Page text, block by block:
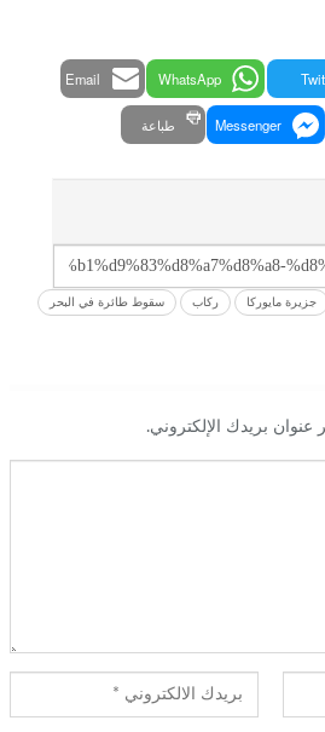
WhatsApp
Email
Messenger طباعة
جزيرة مايوركا ركاب سقوط طائرة في البحر
عنوان بريدك الإلكتروني.